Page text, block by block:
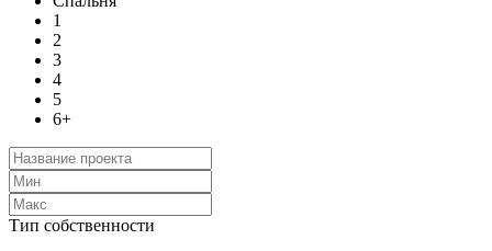
1
2
3
4
5
6+
Тип собственности